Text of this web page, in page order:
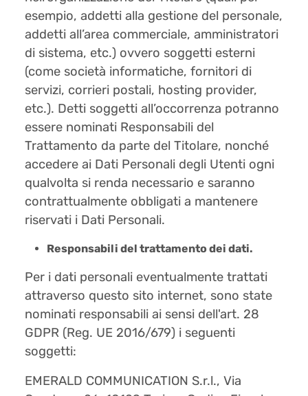
esempio, addetti alla gestione del personale,
addetti all’area commerciale, amministratori
di sistema, etc.) ovvero soggetti esterni
(come società informatiche, fornitori di
servizi, corrieri postali, hosting provider,
etc.). Detti soggetti all’occorrenza potranno
essere nominati Responsabili del
Trattamento da parte del Titolare, nonché
accedere ai Dati Personali degli Utenti ogni
qualvolta si renda necessario e saranno
contrattualmente obbligati a mantenere
riservati i Dati Personali.
Responsabili del trattamento dei dati.
Per i dati personali eventualmente trattati
attraverso questo sito internet, sono state
nominati responsabili ai sensi dell'art. 28
GDPR (Reg. UE 2016/679) i seguenti
soggetti:
EMERALD COMMUNICATION S.r.l., Via